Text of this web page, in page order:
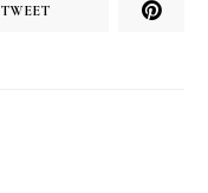
TWEET